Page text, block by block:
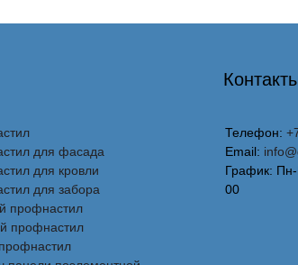
для фасада
для кровли
для забора
профнастил
профнастил
Телефон:
Email:
График:
00